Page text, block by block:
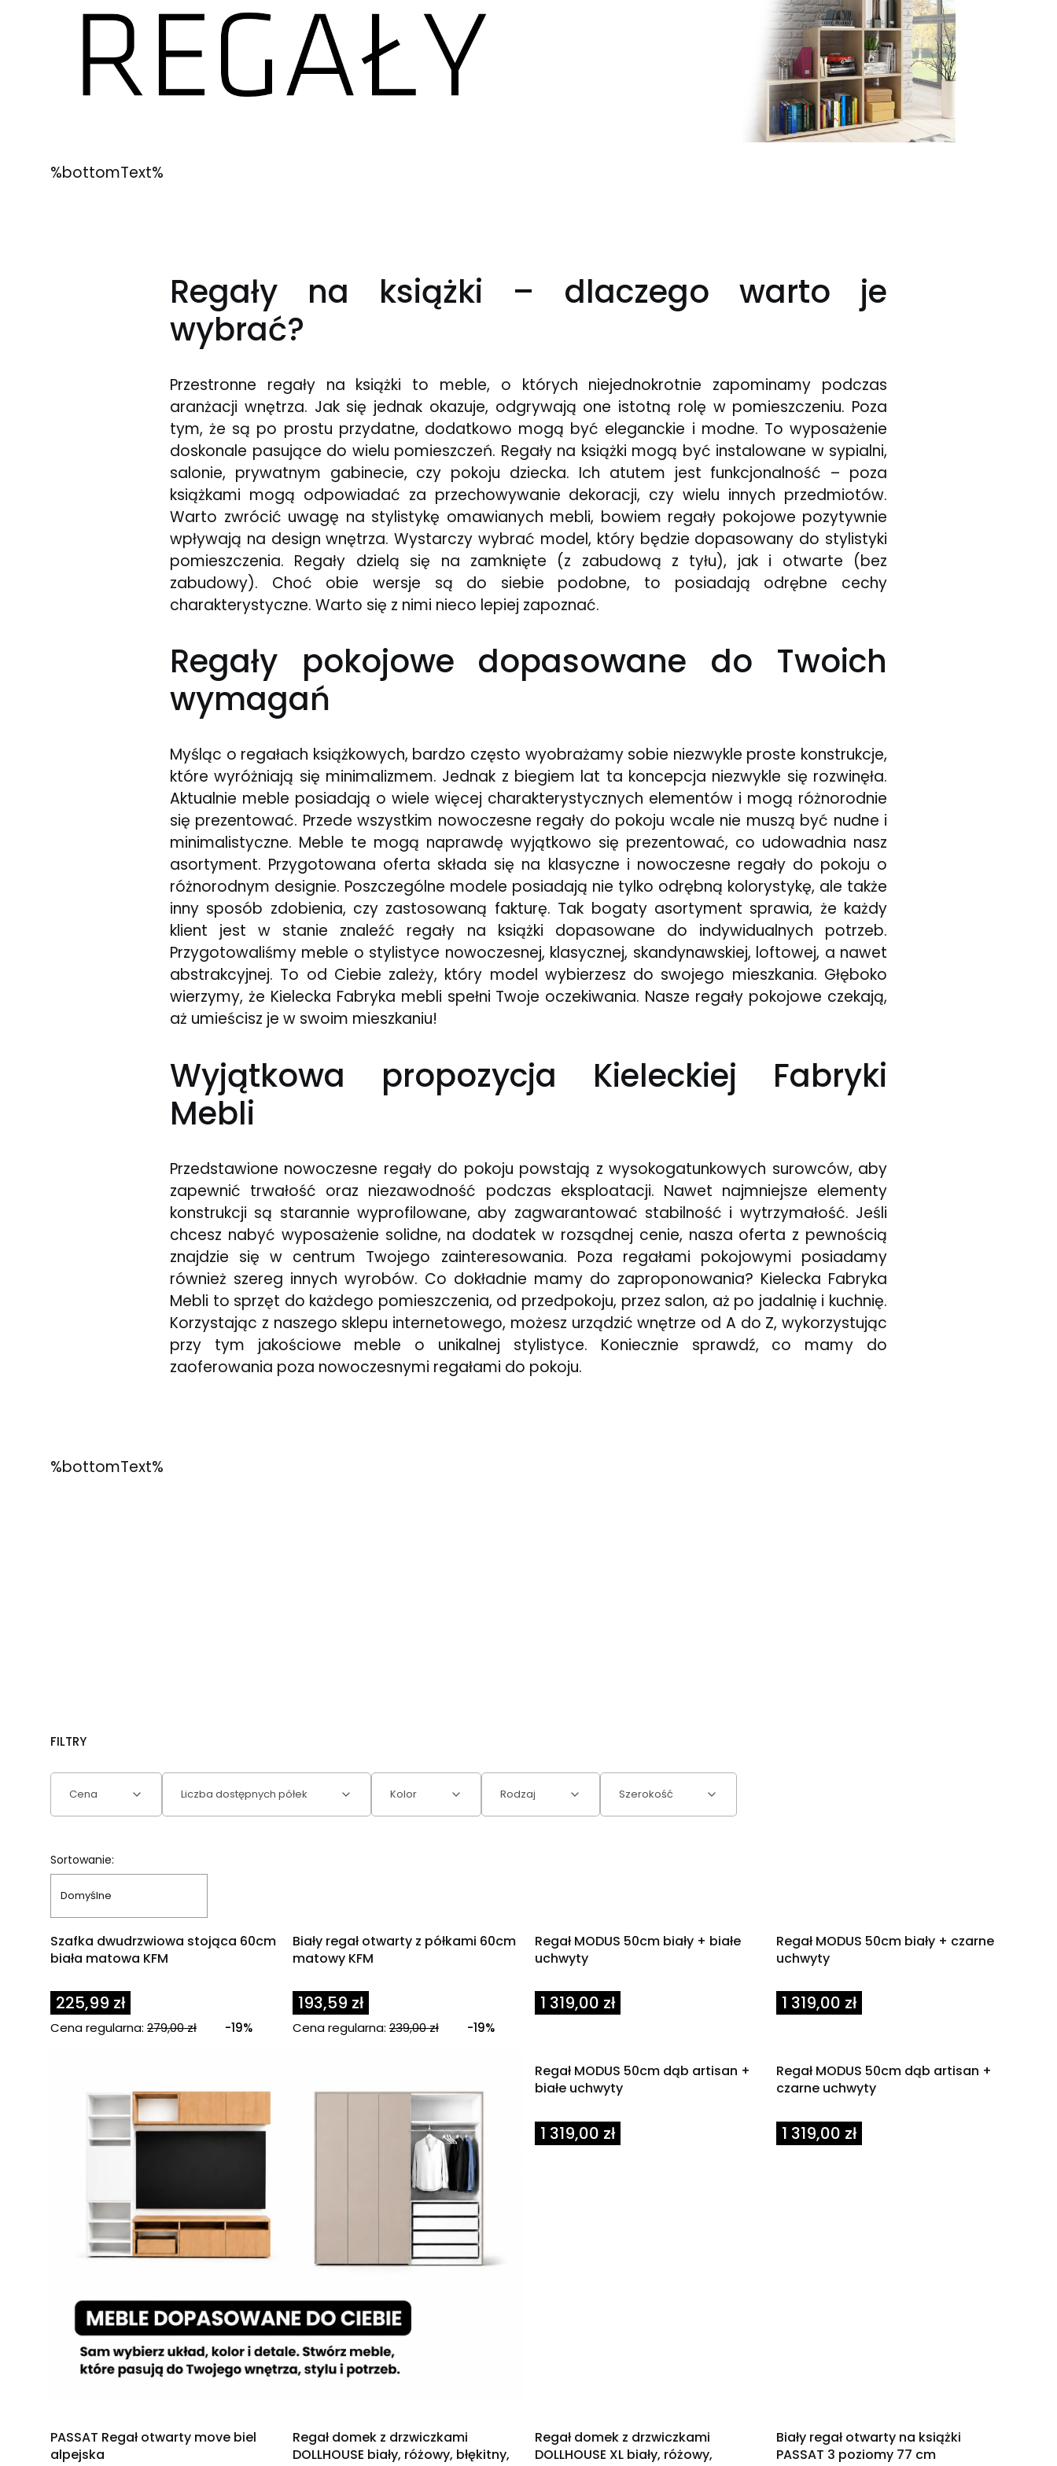
%bottomText%
Regały na książki – dlaczego warto je
wybrać?
Przestronne regały na książki to meble, o których niejednokrotnie zapominamy podczas
aranżacji wnętrza. Jak się jednak okazuje, odgrywają one istotną rolę w pomieszczeniu. Poza
tym, że są po prostu przydatne, dodatkowo mogą być eleganckie i modne. To wyposażenie
doskonale pasujące do wielu pomieszczeń. Regały na książki mogą być instalowane w sypialni,
salonie, prywatnym gabinecie, czy pokoju dziecka. Ich atutem jest funkcjonalność – poza
książkami mogą odpowiadać za przechowywanie dekoracji, czy wielu innych przedmiotów.
Warto zwrócić uwagę na stylistykę omawianych mebli, bowiem regały pokojowe pozytywnie
wpływają na design wnętrza. Wystarczy wybrać model, który będzie dopasowany do stylistyki
pomieszczenia. Regały dzielą się na zamknięte (z zabudową z tyłu), jak i otwarte (bez
zabudowy). Choć obie wersje są do siebie podobne, to posiadają odrębne cechy
charakterystyczne. Warto się z nimi nieco lepiej zapoznać.
Regały pokojowe dopasowane do Twoich
wymagań
Myśląc o regałach książkowych, bardzo często wyobrażamy sobie niezwykle proste konstrukcje,
które wyróżniają się minimalizmem. Jednak z biegiem lat ta koncepcja niezwykle się rozwinęła.
Aktualnie meble posiadają o wiele więcej charakterystycznych elementów i mogą różnorodnie
się prezentować. Przede wszystkim nowoczesne regały do pokoju wcale nie muszą być nudne i
minimalistyczne. Meble te mogą naprawdę wyjątkowo się prezentować, co udowadnia nasz
asortyment. Przygotowana oferta składa się na klasyczne i nowoczesne regały do pokoju o
różnorodnym designie. Poszczególne modele posiadają nie tylko odrębną kolorystykę, ale także
inny sposób zdobienia, czy zastosowaną fakturę. Tak bogaty asortyment sprawia, że każdy
klient jest w stanie znaleźć regały na książki dopasowane do indywidualnych potrzeb.
Przygotowaliśmy meble o stylistyce nowoczesnej, klasycznej, skandynawskiej, loftowej, a nawet
abstrakcyjnej. To od Ciebie zależy, który model wybierzesz do swojego mieszkania. Głęboko
wierzymy, że Kielecka Fabryka mebli spełni Twoje oczekiwania. Nasze regały pokojowe czekają,
aż umieścisz je w swoim mieszkaniu!
Wyjątkowa propozycja Kieleckiej Fabryki
Mebli
Przedstawione nowoczesne regały do pokoju powstają z wysokogatunkowych surowców, aby
zapewnić trwałość oraz niezawodność podczas eksploatacji. Nawet najmniejsze elementy
konstrukcji są starannie wyprofilowane, aby zagwarantować stabilność i wytrzymałość. Jeśli
chcesz nabyć wyposażenie solidne, na dodatek w rozsądnej cenie, nasza oferta z pewnością
znajdzie się w centrum Twojego zainteresowania. Poza regałami pokojowymi posiadamy
również szereg innych wyrobów. Co dokładnie mamy do zaproponowania? Kielecka Fabryka
Mebli to sprzęt do każdego pomieszczenia, od przedpokoju, przez salon, aż po jadalnię i kuchnię.
Korzystając z naszego sklepu internetowego, możesz urządzić wnętrze od A do Z, wykorzystując
przy tym jakościowe meble o unikalnej stylistyce. Koniecznie sprawdź, co mamy do
zaoferowania poza nowoczesnymi regałami do pokoju.
%bottomText%
FILTRY
Cena Liczba dostępnych półek Kolor Rodzaj Szerokość
Lista produktów
Sortowanie:
Domyślne
Szafka dwudrzwiowa stojąca 60cm
biała matowa KFM
225,99 zł
Cena regularna: 279,00 zł -19%
Biały regał otwarty z półkami 60cm
matowy KFM
193,59 zł
Cena regularna: 239,00 zł -19%
Regał MODUS 50cm biały + białe
uchwyty
Cena
1 319,00 zł
Regał MODUS 50cm biały + czarne
uchwyty
Cena
1 319,00 zł
Regał MODUS 50cm dąb artisan +
białe uchwyty
Cena
1 319,00 zł
Regał MODUS 50cm dąb artisan +
czarne uchwyty
Cena
1 319,00 zł
PASSAT Regał otwarty move biel
alpejska
Regał domek z drzwiczkami
DOLLHOUSE biały, różowy, błękitny,
Regał domek z drzwiczkami
DOLLHOUSE XL biały, różowy,
Biały regał otwarty na książki
PASSAT 3 poziomy 77 cm